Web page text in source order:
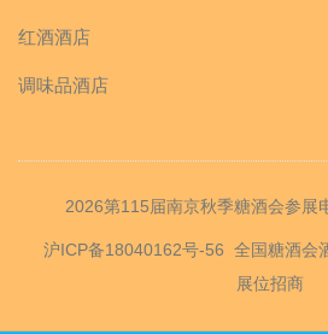
红酒酒店
调味品酒店
2026第115届南京秋季糖酒会参展
沪ICP备18040162号-56 全国糖酒会
展位招商